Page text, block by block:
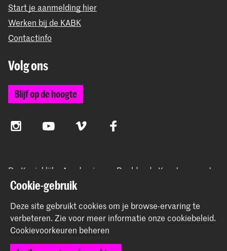
Start je aanmelding hier
Werken bij de KABK
Contactinfo
Volg ons
Blijf op de hoogte
InstagramYouTube Vimeo Facebook
De Koninklijke Academie van Beeldende Kunsten vormt
samen met het Koninklijk Conservatorium de Hogeschool
der Kunsten Den Haag
© 2026 Koninklijke Academie van Beeldende Kunsten |
Cookie-gebruik
Deze site gebruikt cookies om je browse-ervaring te
verbeteren. Zie voor meer informatie onze cookiebeleid.
Cookievoorkeuren beheren